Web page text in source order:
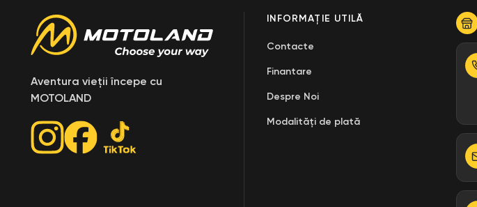
Aventura vieții începe cu
MOTOLAND
INFORMAȚIE UTILĂ
Contacte
Finantare
Despre Noi
Modalități de plată